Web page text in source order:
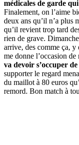
médicales de garde
Finalement, on l’aime
deux ans qu’il n’a plus
qu’il revient trop tard
rien de grave.
arrive, des comme ça, y
me donne l’occasion
va devoir s’occuper
supporter le regard
du maillot à 80 euros
remord. Bon match à